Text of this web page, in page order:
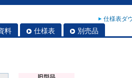
仕様表ダ
料 仕様表 別売品